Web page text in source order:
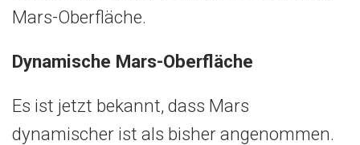
Mars-Oberfläche.
Dynamische Mars-Oberfläche
Es ist jetzt bekannt, dass Mars
dynamischer ist als bisher angenommen.